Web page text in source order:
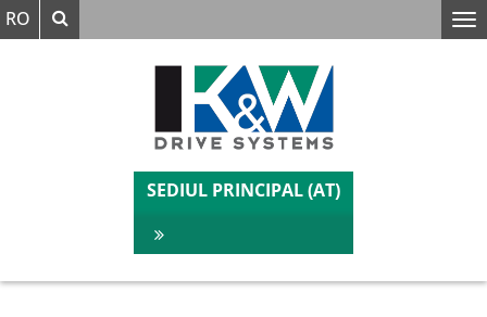
Verstanden
RO Căutare
SEDIUL PRINCIPAL (AT)